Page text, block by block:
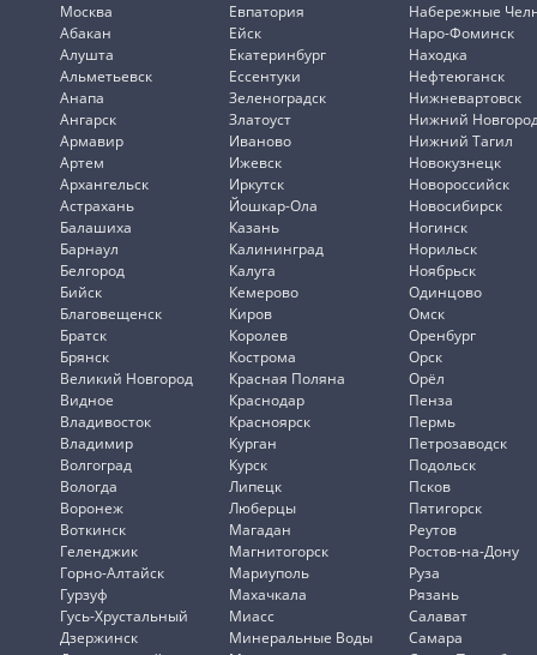
Москва
Абакан
Алушта
Альметьевск
Анапа
Ангарск
Армавир
Артем
Архангельск
Астрахань
Балашиха
Барнаул
Белгород
Бийск
Благовещенск
Братск
Брянск
Великий Новгород
Видное
Владивосток
Владимир
Волгоград
Вологда
Воронеж
Воткинск
Геленджик
Горно-Алтайск
Гурзуф
Гусь-Хрустальный
Дзержинск
Евпатория
Ейск
Екатеринбург
Ессентуки
Зеленоградск
Златоуст
Иваново
Ижевск
Иркутск
Йошкар-Ола
Казань
Калининград
Калуга
Кемерово
Киров
Королев
Кострома
Красная Поляна
Краснодар
Красноярск
Курган
Курск
Липецк
Люберцы
Магадан
Магнитогорск
Мариуполь
Махачкала
Миасс
Минеральные Воды
Набережные
Наро-Фоминск
Находка
Нефтеюганск
Нижневартовск
Нижний
Нижний Тагил
Новокузнецк
Новороссийск
Новосибирск
Ногинск
Норильск
Ноябрьск
Одинцово
Омск
Оренбург
Орск
Орёл
Пенза
Пермь
Петрозаводск
Подольск
Псков
Пятигорск
Реутов
Ростов-на-Дону
Руза
Рязань
Салават
Самара